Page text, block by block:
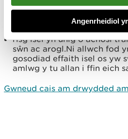
Angenrheidiol
mesurau cyfyngu i atal
ddŵr wyneb, carthffos neu
risg isel yn unig o achosi
sŵn ac arogl.Ni allwch fod
gosodiad effaith isel os yw
amlwg y tu allan i ffin eich
Gwneud cais am drwydded